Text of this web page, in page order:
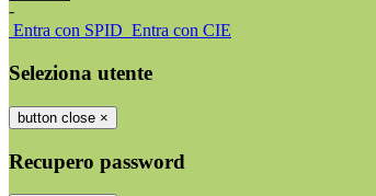
-
Entra con SPID Entra con CIE
Seleziona utente
button close ×
Recupero password